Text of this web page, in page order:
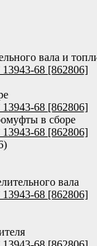
вала и
68 [862806]
68 [862806]
в сборе
68 [862806]
вала
68 [862806]